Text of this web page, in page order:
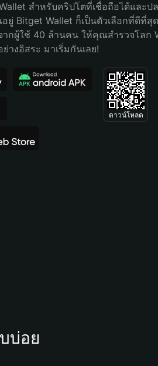
สำหรับคริปโตที่เชื่อถือได้และป
ยู่ Bitget Wallet ก็เป็นตัวเลือกที่ดีที่
ากผู้ใช้ 40 ล้านคน ให้คุณสำรวจโลก
างอิสระ มาเริ่มกันเลย!
ดาวน์โหลด
บ่อย